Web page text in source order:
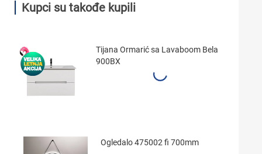
Kupci su takođe kupili
Tijana Ormarić sa Lavaboom Bela
900BX
Ogledalo 475002 fi 700mm